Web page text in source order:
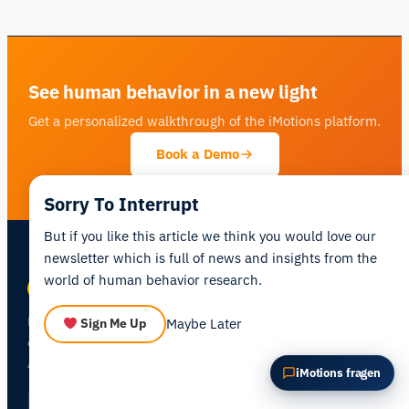
See human behavior in a new light
Get a personalized walkthrough of the iMotions platform.
Book a Demo
Human behavior research platform —
combining biosensors, eye tracking, and
AI in one integrated environment.
iMotions fragen
Sorry To Interrupt
But if you like this article we think you would love our
newsletter which is full of news and insights from the
world of human behavior research.
Sign Me Up Maybe Later